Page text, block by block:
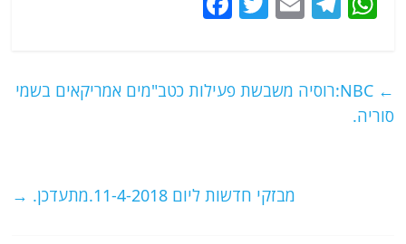
h
s
el
g
m
l
w
er
e
k
←
NBC:רוסיה משבשת פעילות כטב"מים אמריקאים בשמי
סוריה.
מבזקי חדשות ליום 11-4-2018.מתעדכן. →